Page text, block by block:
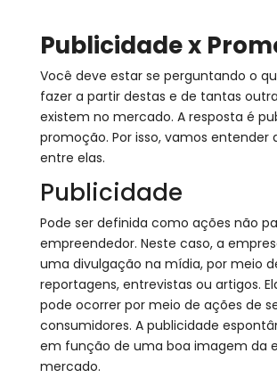
Publicidade x
Você deve estar se perguntando o
fazer a partir destas e de tantas
existem no mercado. A resposta é
promoção. Por isso, vamos entender
entre elas.
Publicidade
Pode ser definida como ações não
empreendedor. Neste caso, a
uma divulgação na mídia, por meio
reportagens, entrevistas ou artigos.
pode ocorrer por meio de ações de
consumidores. A publicidade
em função de uma boa imagem da
mercado.